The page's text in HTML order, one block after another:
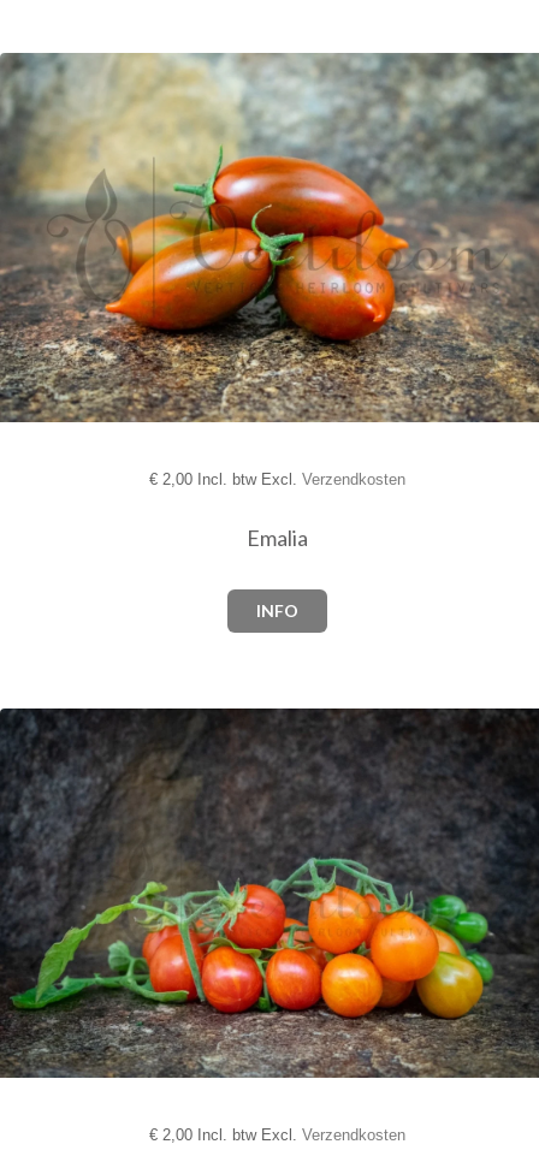
€2,00 Incl. btw Excl. Verzendkosten
Emalia
INFO
€2,00 Incl. btw Excl. Verzendkosten